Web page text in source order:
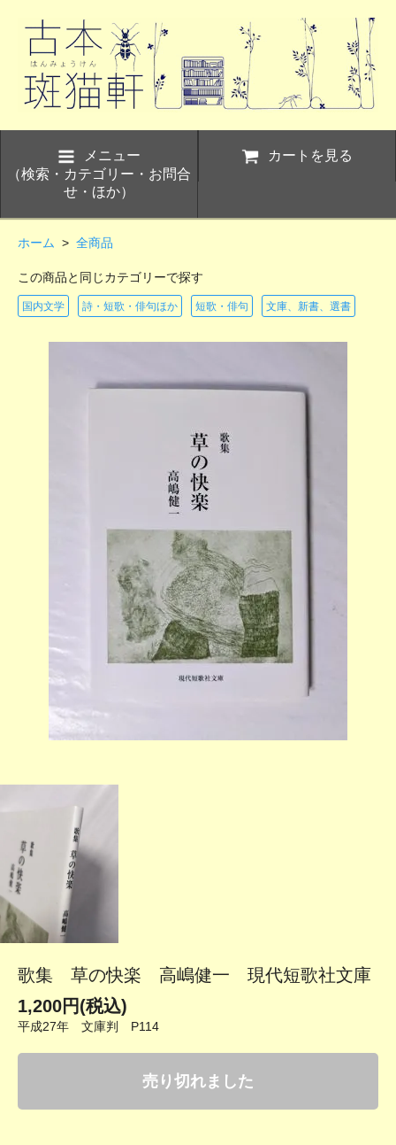
メニュー
（検索・カテゴリー・お問合
せ・ほか）
カートを見る
ホーム > 全商品
この商品と同じカテゴリーで探す
国内文学 詩・短歌・俳句ほか 短歌・俳句 文庫、新書、選書
歌集 草の快楽 高嶋健一 現代短歌社文庫
1,200円(税込)
平成27年 文庫判 P114
売り切れました